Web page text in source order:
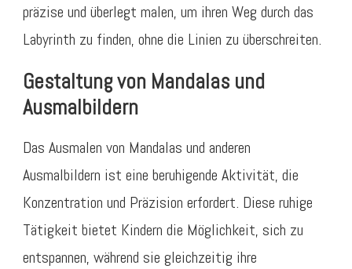
präzise und überlegt malen, um ihren Weg durch das
Labyrinth zu finden, ohne die Linien zu überschreiten.
Gestaltung von Mandalas und
Ausmalbildern
Das Ausmalen von Mandalas und anderen
Ausmalbildern ist eine beruhigende Aktivität, die
Konzentration und Präzision erfordert. Diese ruhige
Tätigkeit bietet Kindern die Möglichkeit, sich zu
entspannen, während sie gleichzeitig ihre